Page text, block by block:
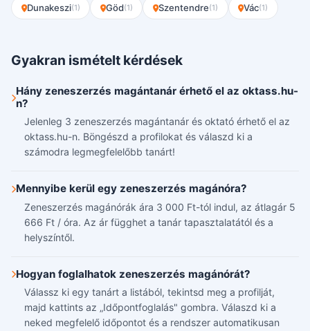
Dunakeszi(1) Göd(1) Szentendre(1) Vác(1)
Gyakran ismételt kérdések
Hány zeneszerzés magántanár érhető el az oktass.hu-
n?
Jelenleg 3 zeneszerzés magántanár és oktató érhető el az
oktass.hu-n. Böngészd a profilokat és válaszd ki a
számodra legmegfelelőbb tanárt!
Mennyibe kerül egy zeneszerzés magánóra?
Zeneszerzés magánórák ára 3 000 Ft-tól indul, az átlagár 5
666 Ft / óra. Az ár függhet a tanár tapasztalatától és a
helyszíntől.
Hogyan foglalhatok zeneszerzés magánórát?
Válassz ki egy tanárt a listából, tekintsd meg a profilját,
majd kattints az „Időpontfoglalás" gombra. Válaszd ki a
neked megfelelő időpontot és a rendszer automatikusan